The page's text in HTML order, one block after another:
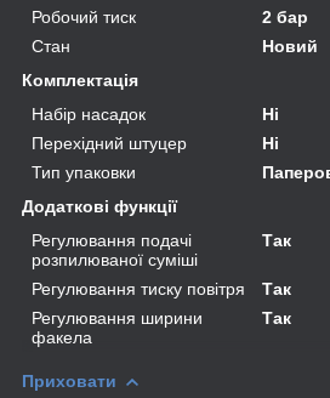
Робочий тиск
2 бар
Стан
Новий
Комплектація
Набір насадок
Ні
Перехідний штуцер
Ні
Тип упаковки
Додаткові функції
Регулювання подачі
розпилюваної суміші
Так
Регулювання тиску повітря
Так
Регулювання ширини
факела
Так
Приховати